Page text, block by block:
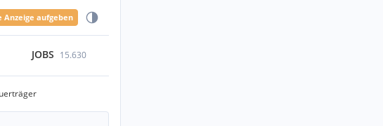
Anzeige aufgeben
JOBS 15.630